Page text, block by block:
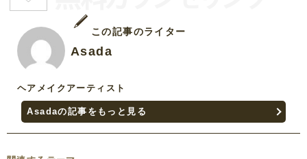
この記事のライター
Asada
ヘアメイクアーティスト
Asadaの記事をもっと見る